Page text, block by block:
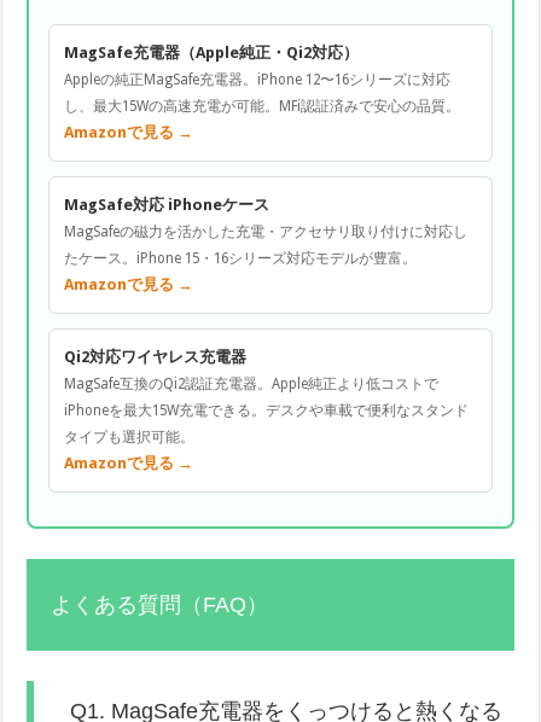
MagSafe充電器（Apple純正・Qi2対応）
Appleの純正MagSafe充電器。iPhone 12〜16シリーズに対応
し、最大15Wの高速充電が可能。MFi認証済みで安心の品質。
Amazonで見る →
MagSafe対応 iPhoneケース
MagSafeの磁力を活かした充電・アクセサリ取り付けに対応し
たケース。iPhone 15・16シリーズ対応モデルが豊富。
Amazonで見る →
Qi2対応ワイヤレス充電器
MagSafe互換のQi2認証充電器。Apple純正より低コストで
iPhoneを最大15W充電できる。デスクや車載で便利なスタンド
タイプも選択可能。
Amazonで見る →
よくある質問（FAQ）
Q1. MagSafe充電器をくっつけると熱くなる